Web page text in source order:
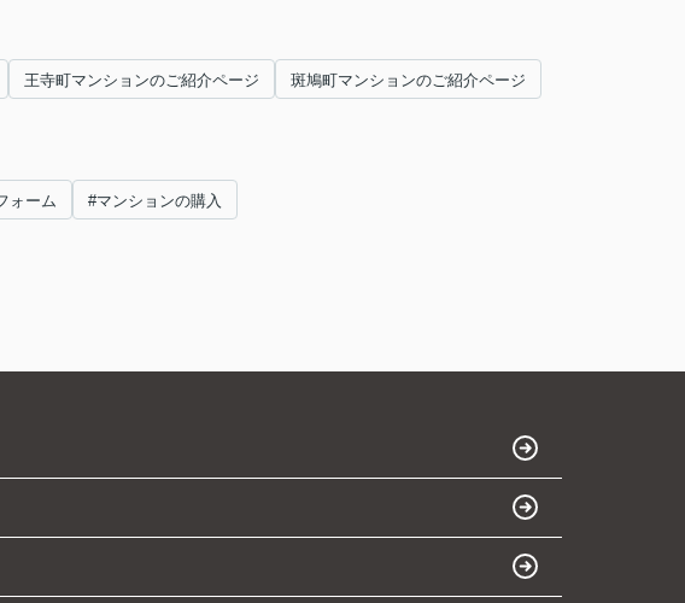
王寺町マンションのご紹介ページ 斑鳩町マンションのご紹介ページ
ォーム #マンションの購入